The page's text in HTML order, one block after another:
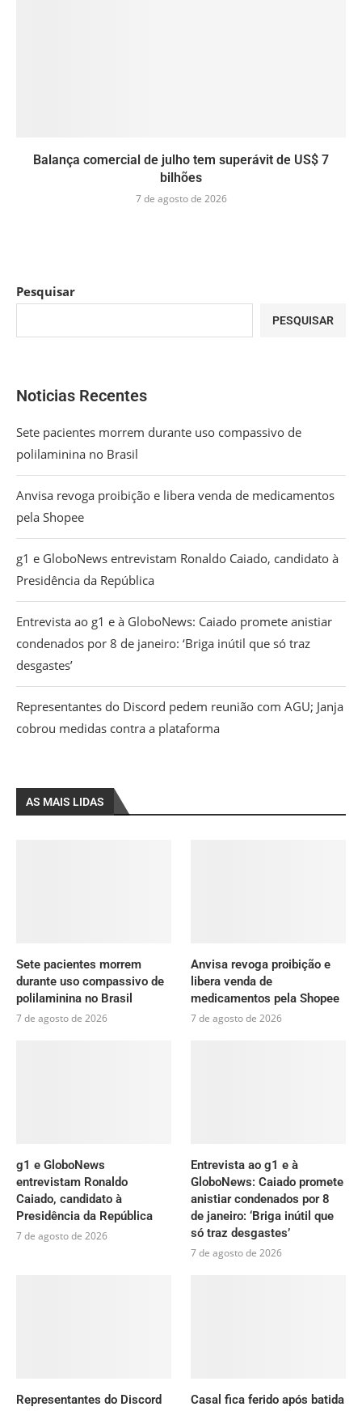
Balança comercial de julho tem superávit de US$ 7
bilhões
7 de agosto de 2026
Pesquisar
PESQUISAR
Noticias Recentes
Sete pacientes morrem durante uso compassivo de
polilaminina no Brasil
Anvisa revoga proibição e libera venda de medicamentos
pela Shopee
g1 e GloboNews entrevistam Ronaldo Caiado, candidato à
Presidência da República
Entrevista ao g1 e à GloboNews: Caiado promete anistiar
condenados por 8 de janeiro: ‘Briga inútil que só traz
desgastes’
Representantes do Discord pedem reunião com AGU; Janja
cobrou medidas contra a plataforma
AS MAIS LIDAS
Sete pacientes morrem
durante uso compassivo de
polilaminina no Brasil
7 de agosto de 2026
Anvisa revoga proibição e
libera venda de
medicamentos pela Shopee
7 de agosto de 2026
g1 e GloboNews
entrevistam Ronaldo
Caiado, candidato à
Presidência da República
7 de agosto de 2026
Entrevista ao g1 e à
GloboNews: Caiado promete
anistiar condenados por 8
de janeiro: ‘Briga inútil que
só traz desgastes’
7 de agosto de 2026
Representantes do Discord
Casal fica ferido após batida